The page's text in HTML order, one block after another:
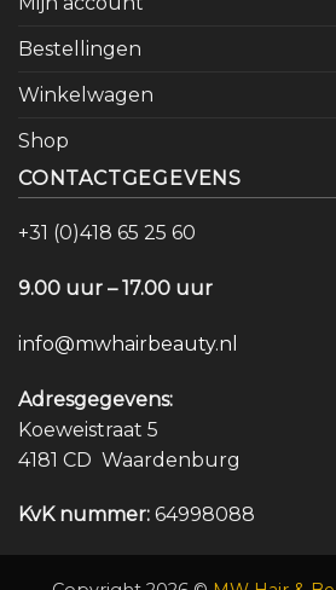
Bestellingen
Winkelwagen
Shop
CONTACTGEGEVENS
+31 (0)418 65 25 60
9.00 uur – 17.00 uur
info@mwhairbeauty.nl
Adresgegevens:
Koeweistraat 5
4181 CD Waardenburg
KvK nummer: 64998088